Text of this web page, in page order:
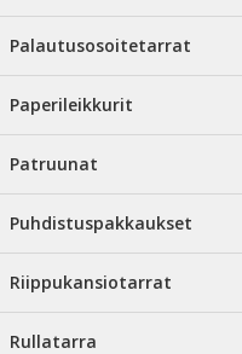
Palautusosoitetarrat
Paperileikkurit
Patruunat
Puhdistuspakkaukset
Riippukansiotarrat
Rullatarra